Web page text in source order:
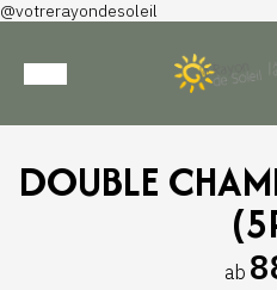
@votrerayondesoleil
DOUBLE
ab